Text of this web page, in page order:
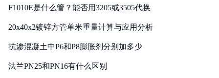
F1010E是什么管？能否用3205或3505代换
20x40x2镀锌方管单米重量计算与应用分析
抗渗混凝土中P6和P8膨胀剂分别加多少
法兰PN25和PN16有什么区别